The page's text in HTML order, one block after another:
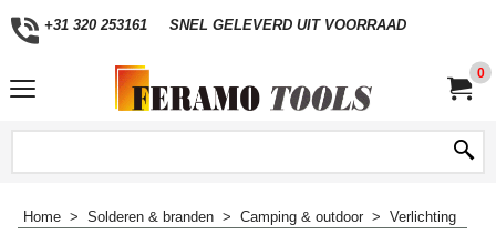
+31 320 253161 SNEL GELEVERD UIT VOORRAAD
0
Home > Solderen & branden > Camping & outdoor > Verlichting